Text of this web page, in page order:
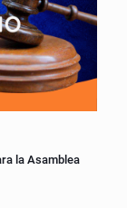
la Asamblea